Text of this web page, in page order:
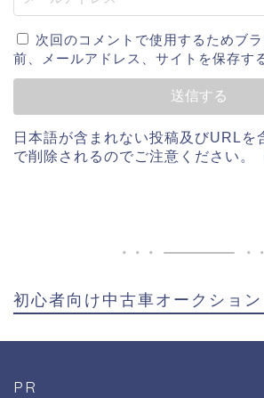
次回のコメントで使用するためブ
前、メールアドレス、サイトを保存す
日本語が含まれない投稿及びURLを
で削除されるのでご注意ください。
初心者向け中古車オークション
PR